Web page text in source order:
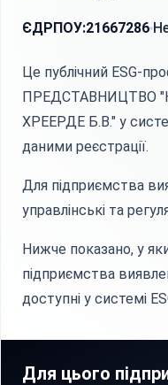
ЄДРПОУ:21667286
Це публічний ESG-
ПРЕДСТАВНИЦТВО
ХРЕЕРДЕ Б.В." у
даними реєстрації.
Для підприємства
управлінські та
Нижче показано, у
підприємства
доступні у системі
Для цього